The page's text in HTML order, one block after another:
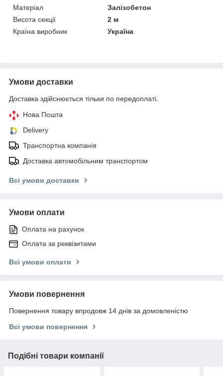
Матеріал
Залізобетон
Висота секції
2 м
Країна виробник
Україна
Умови доставки
Доставка здійснюється тільки по передоплаті.
Нова Пошта
Delivery
Транспортна компанія
Доставка автомобільним транспортом
Всі умови доставки
Умови оплати
Оплата на рахунок
Оплата за реквізитами
Всі умови оплати
Умови повернення
Повернення товару впродовж 14 днів за домовленістю
Всі умови повернення
Подібні товари компанії